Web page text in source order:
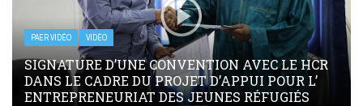
PAER VIDÉO VIDÉO
SIGNATURE D’UNE CONVENTION AVEC LE HCR
DANS LE CADRE DU PROJET D’APPUI POUR L’
ENTREPRENEURIAT DES JEUNES RÉFUGIÉS